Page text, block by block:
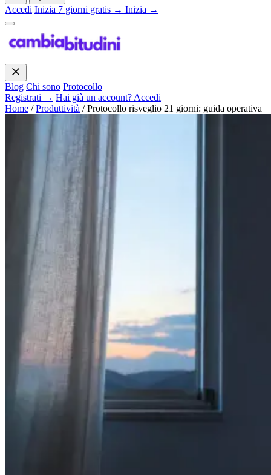
Accedi Inizia 7 giorni gratis → Inizia →
Blog Chi sono Protocollo
Registrati → Hai già un account? Accedi
Home / Produttività / Protocollo risveglio 21 giorni: guida operativa